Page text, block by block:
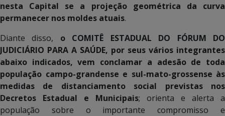
nesta Capital se a projeção geométrica da curva
permanecer nos moldes atuais.
Diante disso, o COMITÊ ESTADUAL DO FÓRUM DO
JUDICIÁRIO PARA A SAÚDE, por seus vários integrantes
abaixo indicados, vem conclamar a adesão de toda
população campo-grandense e sul-mato-grossense às
medidas de distanciamento social previstas nos
Decretos Estadual e Municipais; orienta e alerta a
população sobre o importante compromisso e